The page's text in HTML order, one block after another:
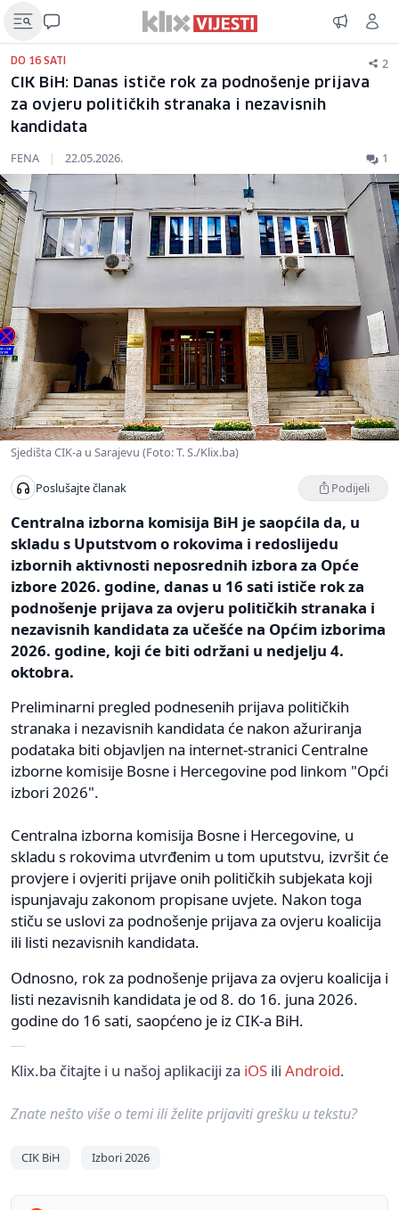
DO 16 SATI 2
CIK BiH: Danas ističe rok za podnošenje prijava
za ovjeru političkih stranaka i nezavisnih
kandidata
FENA | 22.05.2026. 1
Sjedišta CIK-a u Sarajevu (Foto: T. S./Klix.ba)
Poslušajte članak Podijeli
Centralna izborna komisija BiH je saopćila da, u
skladu s Uputstvom o rokovima i redoslijedu
izbornih aktivnosti neposrednih izbora za Opće
izbore 2026. godine, danas u 16 sati ističe rok za
podnošenje prijava za ovjeru političkih stranaka i
nezavisnih kandidata za učešće na Općim izborima
2026. godine, koji će biti održani u nedjelju 4.
oktobra.
Preliminarni pregled podnesenih prijava političkih
stranaka i nezavisnih kandidata će nakon ažuriranja
podataka biti objavljen na internet-stranici Centralne
izborne komisije Bosne i Hercegovine pod linkom "Opći
izbori 2026".
Centralna izborna komisija Bosne i Hercegovine, u
skladu s rokovima utvrđenim u tom uputstvu, izvršit će
provjere i ovjeriti prijave onih političkih subjekata koji
ispunjavaju zakonom propisane uvjete. Nakon toga
stiču se uslovi za podnošenje prijava za ovjeru koalicija
ili listi nezavisnih kandidata.
Odnosno, rok za podnošenje prijava za ovjeru koalicija i
listi nezavisnih kandidata je od 8. do 16. juna 2026.
godine do 16 sati, saopćeno je iz CIK-a BiH.
Klix.ba čitajte i u našoj aplikaciji za iOS ili Android.
Znate nešto više o temi ili želite prijaviti grešku u tekstu?
CIK BiH Izbori 2026